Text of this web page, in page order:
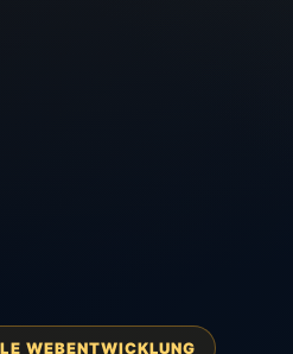
WEBENTWICKLUNG